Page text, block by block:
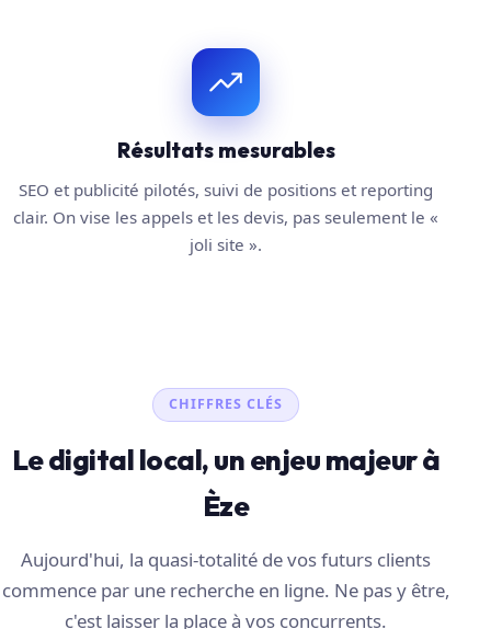
Résultats mesurables
SEO et publicité pilotés, suivi de positions et reporting
clair. On vise les appels et les devis, pas seulement le «
joli site ».
CHIFFRES CLÉS
Le digital local, un enjeu majeur à
Èze
Aujourd'hui, la quasi-totalité de vos futurs clients
commence par une recherche en ligne. Ne pas y être,
c'est laisser la place à vos concurrents.